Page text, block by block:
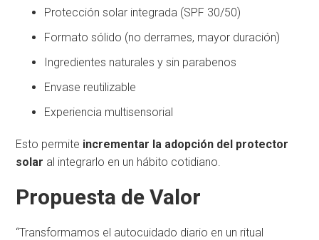
Protección solar integrada (SPF 30/50)
Formato sólido (no derrames, mayor duración)
Ingredientes naturales y sin parabenos
Envase reutilizable
Experiencia multisensorial
Esto permite incrementar la adopción del protector
solar al integrarlo en un hábito cotidiano.
Propuesta de Valor
“Transformamos el autocuidado diario en un ritual